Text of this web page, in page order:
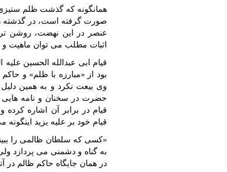
همانگونه که گذشت ظلم
صورت گرفته است، در گذشته
عنصر در این نهضت، روشن تر
اثبات مطلب می توان ماهیت و
قیام ابی عبدالله الحسین
بود از «مبارزه با ظلم» و
وی بیعت نکرد و به همین
حضرت در سخنان و نامه هایی
قیام در برابر آن اشاره
قیام خود بر علیه یزید اینگونه
«کسی که سلطان ظالمی را
به گناه و دشمنی می پردازد
در همان جایگاه حاکم ظالم در